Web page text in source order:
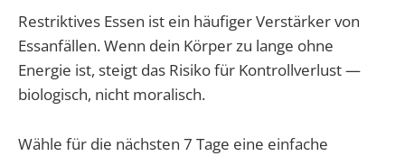
Restriktives Essen ist ein häufiger Verstärker von
Essanfällen. Wenn dein Körper zu lange ohne
Energie ist, steigt das Risiko für Kontrollverlust —
biologisch, nicht moralisch.
Wähle für die nächsten 7 Tage eine einfache